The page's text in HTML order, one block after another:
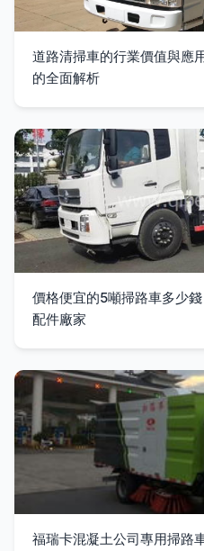
道路清掃車的行業價值與應
的全面解析
價格便宜的5噸掃路車多少
配件廠家
福瑞卡混凝土公司專用掃路